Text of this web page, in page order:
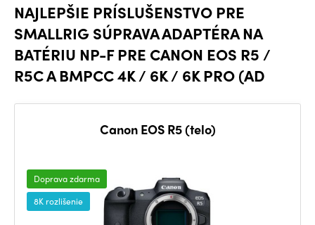
NAJLEPŠIE PRÍSLUŠENSTVO PRE
SMALLRIG SÚPRAVA ADAPTÉRA NA
BATÉRIU NP-F PRE CANON EOS R5 /
R5C A BMPCC 4K / 6K / 6K PRO (AD
Canon EOS R5 (telo)
Doprava zdarma
8K rozlišenie